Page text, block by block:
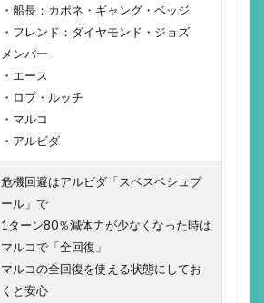
・船長：カポネ・ギャング・ベッジ
・フレンド：ダイヤモンド・ジョズ
メンバー
・エース
・ロブ・ルッチ
・マルコ
・アルビダ
危機回避はアルビダ「スベスベシュプ
ール」で
1ターン80％減体力が少なくなった時は
マルコで「全回復」
マルコの全回復を使える状態にしてお
くと安心